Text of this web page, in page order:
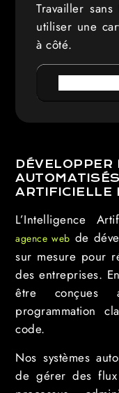
Travailler
utiliser une
à côté.
DÉVELOPPER
ARTIFICIELLE
L’Intelligence
agence web de
sur mesure pour
des entreprises.
être conçues
programmation
code.
Nos systèmes
de gérer des flux